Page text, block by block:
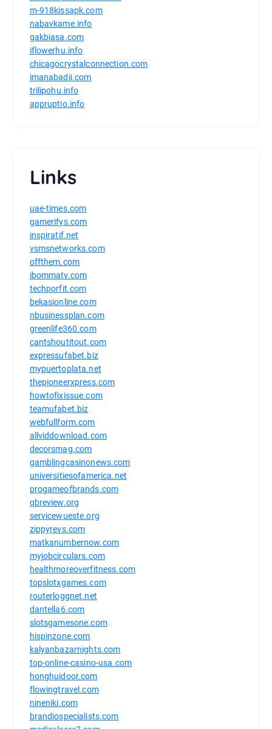
m-918kissapk.com
nabavkame.info
gakbiasa.com
iflowerhu.info
chicagocrystalconnection.com
imanabadii.com
trilipohu.info
appruptio.info
Links
uae-times.com
gamerifys.com
inspiratif.net
vsmsnetworks.com
offthem.com
ibommatv.com
techporfit.com
bekasionline.com
nbusinessplan.com
greenlife360.com
cantshoutitout.com
expressufabet.biz
mypuertoplata.net
thepioneerxpress.com
howtofixissue.com
teamufabet.biz
webfullform.com
allviddownload.com
decorsmag.com
gamblingcasinonews.com
universitiesofamerica.net
progameofbrands.com
qbreview.org
servicewueste.org
zippyrevs.com
matkanumbernow.com
myjobcirculars.com
healthmoreoverfitness.com
topslotxgames.com
routerloggnet.net
dantella6.com
slotsgamesone.com
hispinzone.com
kalyanbazarnights.com
top-online-casino-usa.com
honghuidoor.com
flowingtravel.com
nineniki.com
brandiospecialists.com